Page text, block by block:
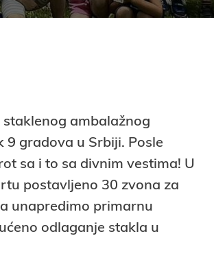
ambalažnog
9 gradova u Srbiji. Posle
sa i to sa divnim vestima! U
postavljeno 30 zvona za
unapredimo primarnu
odlaganje stakla u